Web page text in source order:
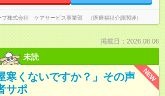
プ株式会社 ケアサービス事業部 （医療福祉介護関連）
掲載日：2026.08.06
未読
NEW
寒くないですか？」その声
サポ